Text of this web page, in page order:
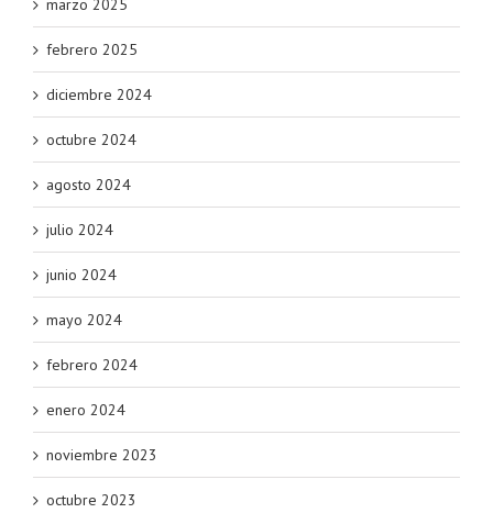
marzo 2025
febrero 2025
diciembre 2024
octubre 2024
agosto 2024
julio 2024
junio 2024
mayo 2024
febrero 2024
enero 2024
noviembre 2023
octubre 2023